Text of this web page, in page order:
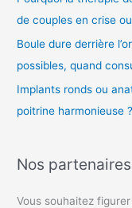
de couples en crise
Boule dure derrière
possibles, quand
Implants ronds ou
poitrine harmonieuse ?
Nos partenaires
Vous souhaitez